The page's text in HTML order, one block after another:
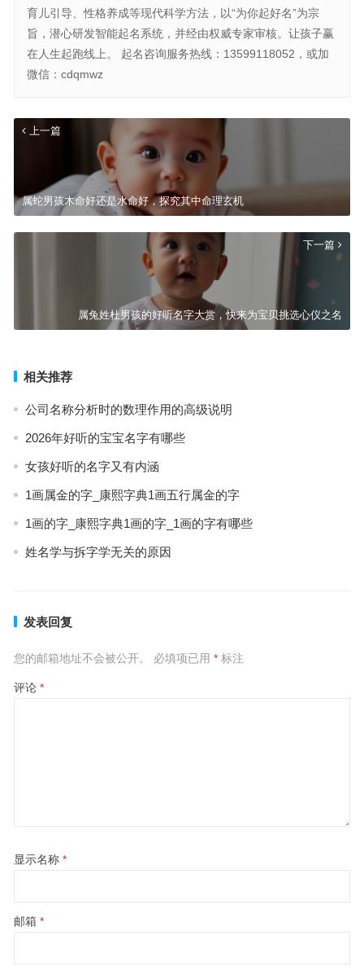
育儿引导、性格养成等现代科学方法，以“为你起好名”为宗
旨，潜心研发智能起名系统，并经由权威专家审核。让孩子赢
在人生起跑线上。 起名咨询服务热线：13599118052，或加
微信：cdqmwz
上一篇
属蛇男孩木命好还是水命好，探究其中命理玄机
下一篇
属兔姓杜男孩的好听名字大赏，快来为宝贝挑选心仪之名
相关推荐
公司名称分析时的数理作用的高级说明
2026年好听的宝宝名字有哪些
女孩好听的名字又有内涵
1画属金的字_康熙字典1画五行属金的字
1画的字_康熙字典1画的字_1画的字有哪些
姓名学与拆字学无关的原因
发表回复
您的邮箱地址不会被公开。 必填项已用 *标注
评论 *
显示名称 *
邮箱 *